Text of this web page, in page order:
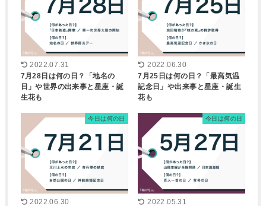
2022.07.31
7月28日は何の日？「地名の
日」や世界の出来事と星座・誕
生花も
2022.06.30
7月25日は何の日？「最高気温
記念日」や出来事と星座・誕生
花も
今日は何の日
2022.06.30
今日は何の日
2022.05.31